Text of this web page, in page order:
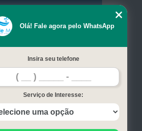
Missão
Contato
Olá! Fale agora pelo WhatsApp
Insira seu telefone
Serviço de Interesse: